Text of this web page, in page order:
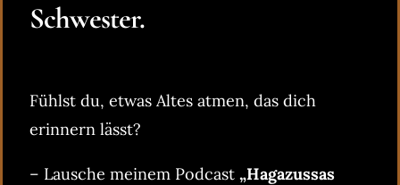
Schwester.
Fühlst du, etwas Altes atmen, das dich
erinnern lässt?
– Lausche meinem Podcast „Hagazussas